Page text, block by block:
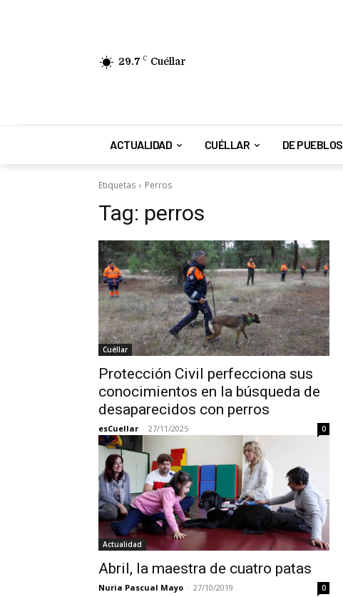
29.7 C Cuéllar
ACTUALIDAD CUÉLLAR DE PUEBLOS
Etiquetas Perros
Tag: perros
Cuéllar
Protección Civil perfecciona sus
conocimientos en la búsqueda de
desaparecidos con perros
esCuellar - 27/11/2025 0
Actualidad
Abril, la maestra de cuatro patas
Nuria Pascual Mayo - 27/10/2019 0